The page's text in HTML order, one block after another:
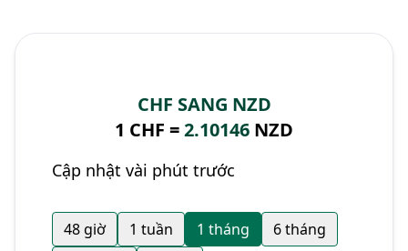
CHF SANG NZD
1 CHF =2.10146 NZD
Cập nhật vài phút trước
48 giờ 1 tuần 1 tháng
6 tháng